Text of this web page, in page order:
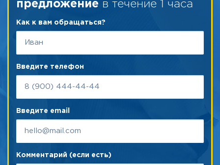
предложение в течение 1 часа
Как к вам обращаться?
Введите телефон
Введите email
Комментарий (если есть)